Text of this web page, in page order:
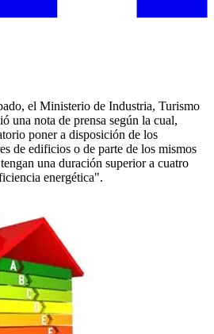
el Ministerio de Industria, Turismo
una nota de prensa según la cual,
poner a disposición de los
de edificios o de parte de los mismos
una duración superior a cuatro
energética".